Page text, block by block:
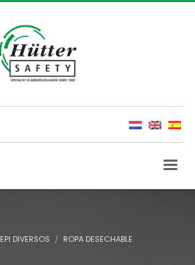
EPI DIVERSOS ROPA DESECHABLE